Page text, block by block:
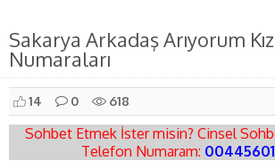
Sakarya Arkadaş Arıyorum Kız
Numaraları
14 0 618
Sohbet Etmek İster misin? Cinsel
Telefon Numaram: